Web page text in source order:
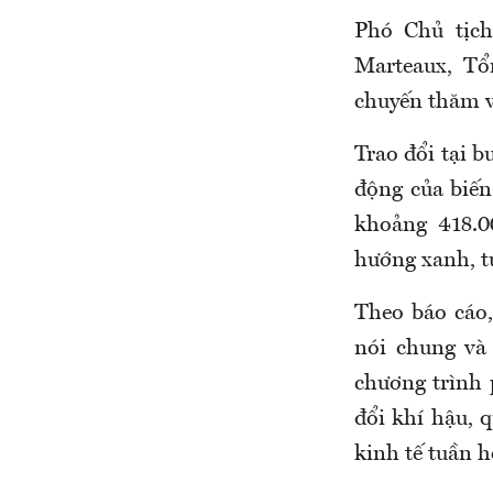
Phó Chủ
Marteaux,
chuyến thăm
Trao đổi tại
động của
khoảng
hướng xanh,
Theo báo
nói chung
chương trình
đổi khí hậu,
kinh tế tuần